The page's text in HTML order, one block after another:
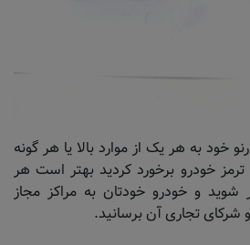
خود به هر یک از موارد بالا یا هر گونه
خودرو برخورد کردید بهتر است هر
و خودرو خودتان به مراکز مجاز
تجاری آن برسانید.